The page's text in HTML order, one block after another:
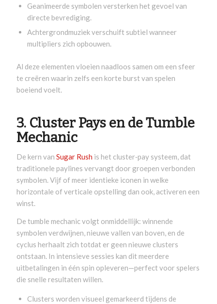
Geanimeerde symbolen versterken het gevoel van
directe bevrediging.
Achtergrondmuziek verschuift subtiel wanneer
multipliers zich opbouwen.
Al deze elementen vloeien naadloos samen om een sfeer
te creëren waarin zelfs een korte burst van spelen
boeiend voelt.
3. Cluster Pays en de Tumble
Mechanic
De kern van Sugar Rush is het cluster‑pay systeem, dat
traditionele paylines vervangt door groepen verbonden
symbolen. Vijf of meer identieke iconen in welke
horizontale of verticale opstelling dan ook, activeren een
winst.
De tumble mechanic volgt onmiddellijk: winnende
symbolen verdwijnen, nieuwe vallen van boven, en de
cyclus herhaalt zich totdat er geen nieuwe clusters
ontstaan. In intensieve sessies kan dit meerdere
uitbetalingen in één spin opleveren—perfect voor spelers
die snelle resultaten willen.
Clusters worden visueel gemarkeerd tijdens de